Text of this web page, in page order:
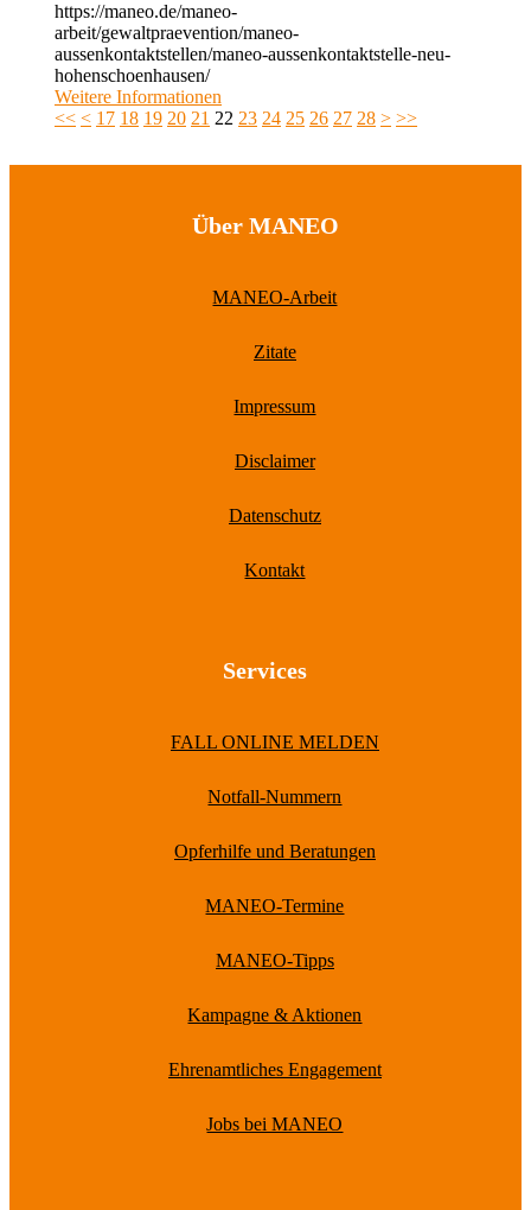
https://maneo.de/maneo-
arbeit/gewaltpraevention/maneo-
aussenkontaktstellen/maneo-aussenkontaktstelle-neu-
hohenschoenhausen/
Weitere Informationen
<< < 17 18 19 20 21 22 23 24 25 26 27 28 > >>
Über MANEO
MANEO-Arbeit
Zitate
Impressum
Disclaimer
Datenschutz
Kontakt
Services
FALL ONLINE MELDEN
Notfall-Nummern
Opferhilfe und Beratungen
MANEO-Termine
MANEO-Tipps
Kampagne & Aktionen
Ehrenamtliches Engagement
Jobs bei MANEO